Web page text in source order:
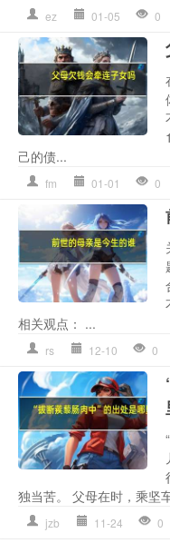
ez 01-05 0
己的债...
fm 01-01 0
相关观点： ...
rs 12-10 0
独当苦。 父母在时，乘坚
jzb 11-24 0